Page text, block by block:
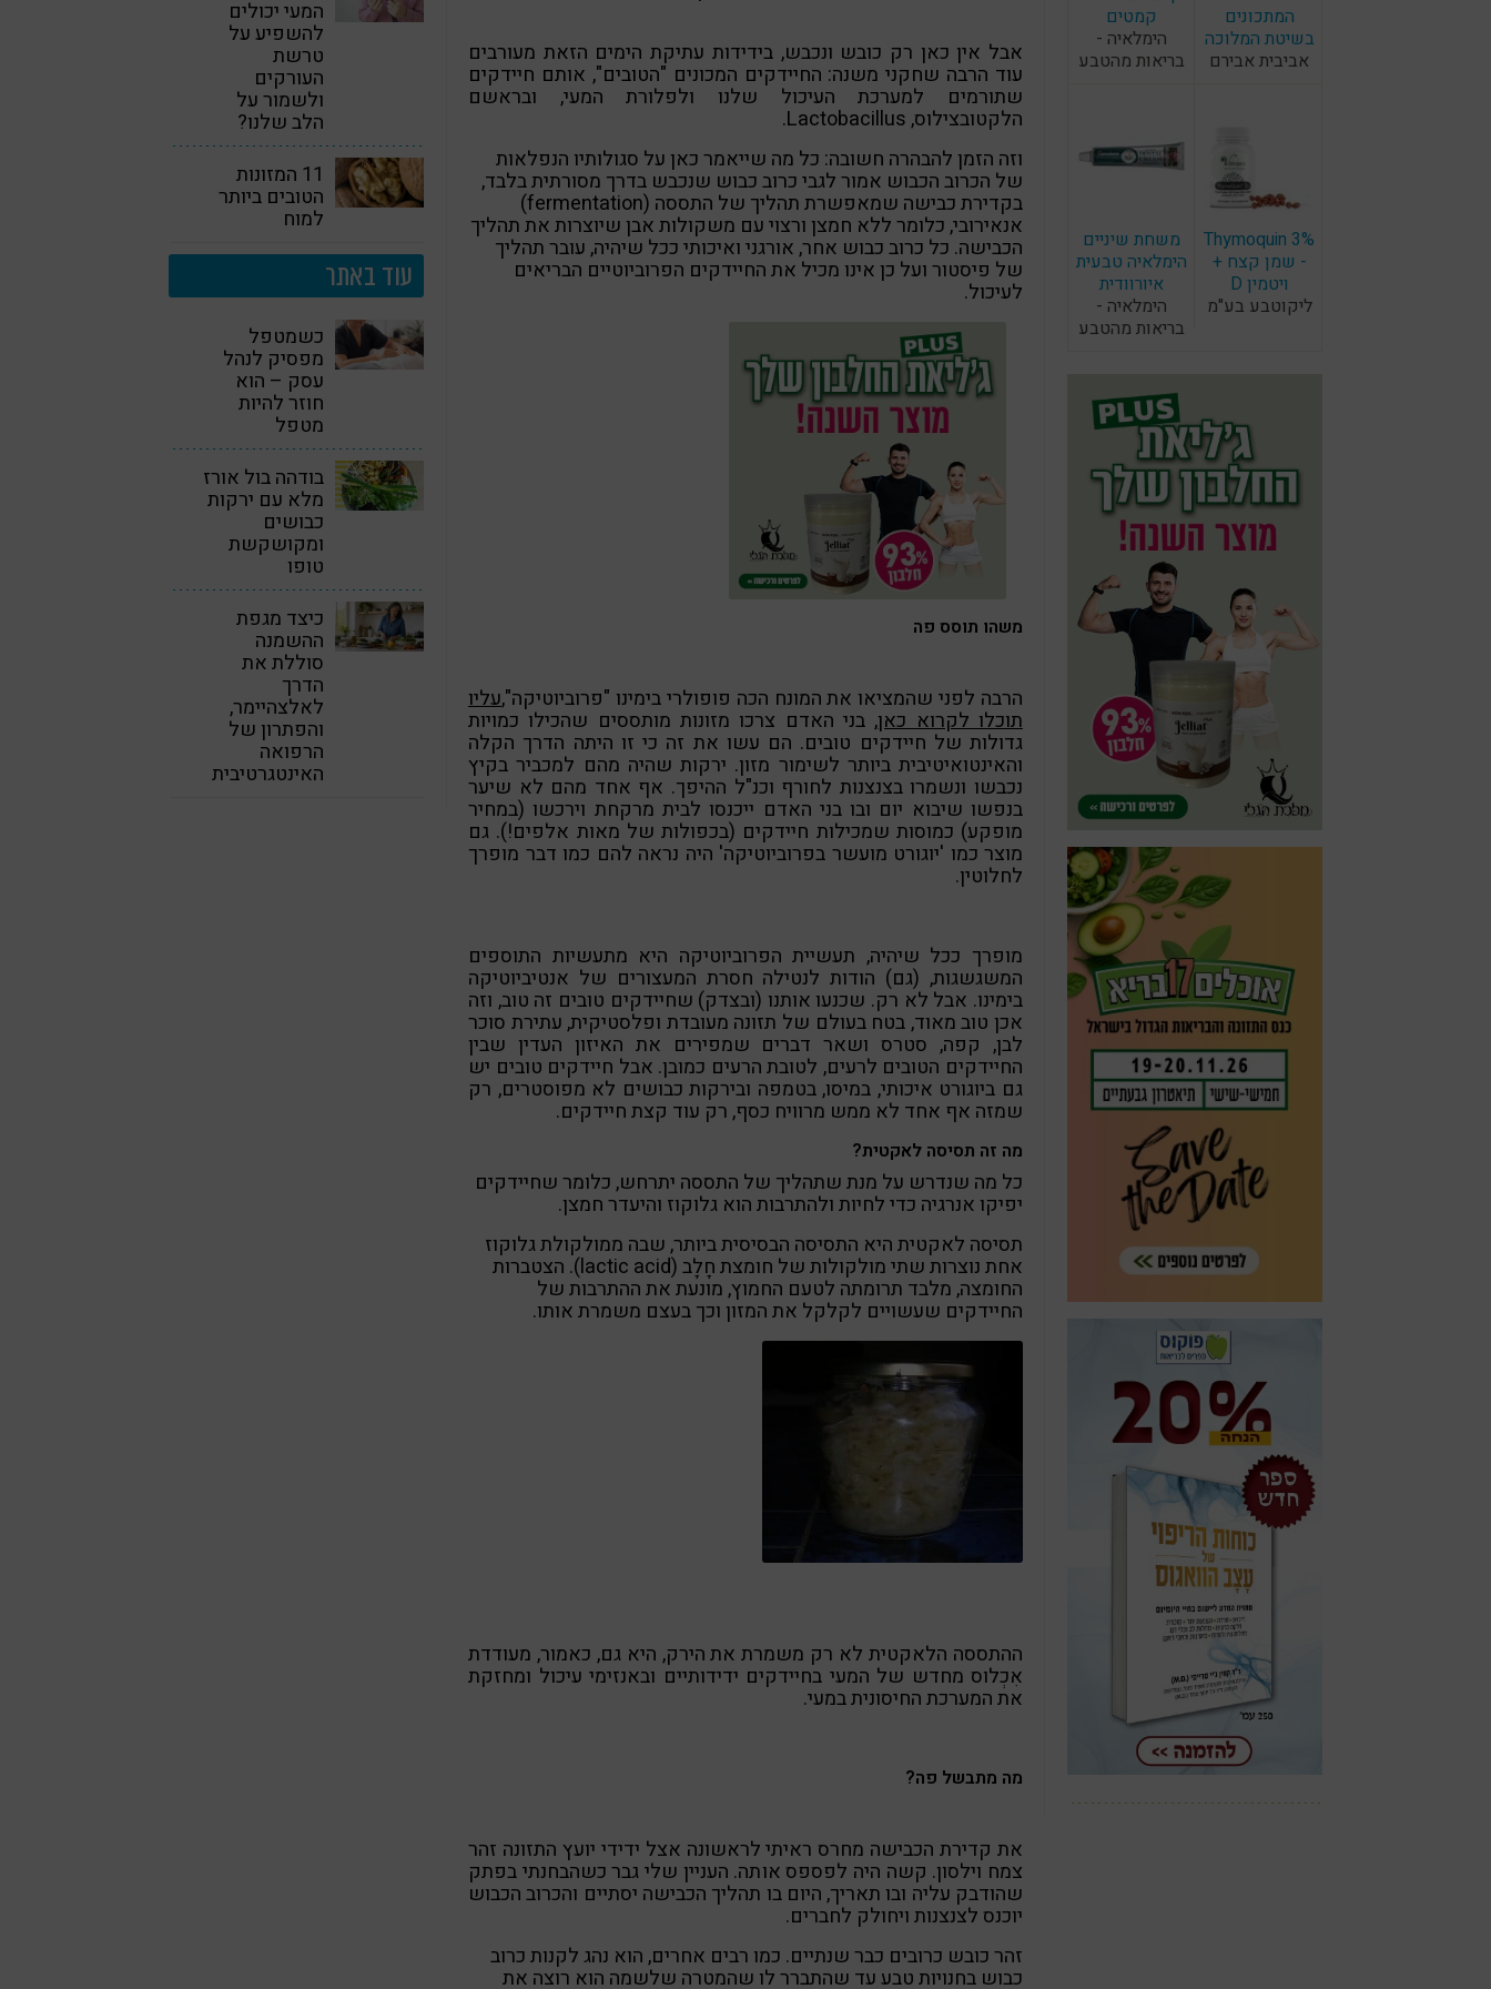
המתכונים
בשיטת המלוכה
אביבית אבירם
קמטים
הימלאיה -
בריאות מהטבע
Thymoquin 3%
- שמן קצח +
ויטמין D
ליקוטבע בע"מ
משחת שיניים
הימלאיה טבעית
איורוודית
הימלאיה -
בריאות מהטבע
אבל אין כאן רק כובש ונכבש, בידידות עתיקת הימים הזאת מעורבים
עוד הרבה שחקני משנה: החיידקים המכונים "הטובים", אותם חיידקים
שתורמים למערכת העיכול שלנו ולפלורת המעי, ובראשם
הלקטובצילוס, Lactobacillus.
וזה הזמן להבהרה חשובה: כל מה שייאמר כאן על סגולותיו הנפלאות
של הכרוב הכבוש אמור לגבי כרוב כבוש שנכבש בדרך מסורתית בלבד,
בקדירת כבישה שמאפשרת תהליך של התססה (fermentation)
אנאירובי, כלומר ללא חמצן ורצוי עם משקולות אבן שיוצרות את תהליך
הכבישה. כל כרוב כבוש אחר, אורגני ואיכותי ככל שיהיה, עובר תהליך
של פיסטור ועל כן אינו מכיל את החיידקים הפרוביוטיים הבריאים
לעיכול.
משהו תוסס פה
הרבה לפני שהמציאו את המונח הכה פופולרי בימינו "פרוביוטיקה",עליו
תוכלו לקרוא כאן, בני האדם צרכו מזונות מותססים שהכילו כמויות
גדולות של חיידקים טובים. הם עשו את זה כי זו היתה הדרך הקלה
והאינטואיטיבית ביותר לשימור מזון. ירקות שהיה מהם למכביר בקיץ
נכבשו ונשמרו בצנצנות לחורף וכנ"ל ההיפך. אף אחד מהם לא שיער
בנפשו שיבוא יום ובו בני האדם ייכנסו לבית מרקחת וירכשו (במחיר
מופקע) כמוסות שמכילות חיידקים (בכפולות של מאות אלפים!). גם
מוצר כמו 'יוגורט מועשר בפרוביוטיקה' היה נראה להם כמו דבר מופרך
לחלוטין.
מופרך ככל שיהיה, תעשיית הפרוביוטיקה היא מתעשיות התוספים
המשגשגות, (גם) הודות לנטילה חסרת המעצורים של אנטיביוטיקה
בימינו. אבל לא רק. שכנעו אותנו (ובצדק) שחיידקים טובים זה טוב, וזה
אכן טוב מאוד, בטח בעולם של תזונה מעובדת ופלסטיקית, עתירת סוכר
לבן, קפה, סטרס ושאר דברים שמפירים את האיזון העדין שבין
החיידקים הטובים לרעים, לטובת הרעים כמובן. אבל חיידקים טובים יש
גם ביוגורט איכותי, במיסו, בטמפה ובירקות כבושים לא מפוסטרים, רק
שמזה אף אחד לא ממש מרוויח כסף, רק עוד קצת חיידקים.
מה זה תסיסה לאקטית?
כל מה שנדרש על מנת שתהליך של התססה יתרחש, כלומר שחיידקים
יפיקו אנרגיה כדי לחיות ולהתרבות הוא גלוקוז והיעדר חמצן.
תסיסה לאקטית היא התסיסה הבסיסית ביותר, שבה ממולקולת גלוקוז
אחת נוצרות שתי מולקולות של חומצת חָלָב (lactic acid). הצטברות
החומצה, מלבד תרומתה לטעם החמוץ, מונעת את ההתרבות של
החיידקים שעשויים לקלקל את המזון וכך בעצם משמרת אותו.
ההתססה הלאקטית לא רק משמרת את הירק, היא גם, כאמור, מעודדת
אִכְלוס מחדש של המעי בחיידקים ידידותיים ובאנזימי עיכול ומחזקת
את המערכת החיסונית במעי.
מה מתבשל פה?
את קדירת הכבישה מחרס ראיתי לראשונה אצל ידידי יועץ התזונה זהר
צמח וילסון. קשה היה לפספס אותה. העניין שלי גבר כשהבחנתי בפתק
שהודבק עליה ובו תאריך, היום בו תהליך הכבישה יסתיים והכרוב הכבוש
יוכנס לצנצנות ויחולק לחברים.
זהר כובש כרובים כבר שנתיים. כמו רבים אחרים, הוא נהג לקנות כרוב
כבוש בחנויות טבע עד שהתברר לו שהמטרה שלשמה הוא רוצה את
המעי יכולים
להשפיע על
טרשת
העורקים
ולשמור על
הלב שלנו?
11 המזונות
הטובים ביותר
למוח
עוד באתר
כשמטפל
מפסיק לנהל
עסק – הוא
חוזר להיות
מטפל
בודהה בול אורז
מלא עם ירקות
כבושים
ומקושקשת
טופו
כיצד מגפת
ההשמנה
סוללת את
הדרך
לאלצהיימר,
והפתרון של
הרפואה
האינטגרטיבית